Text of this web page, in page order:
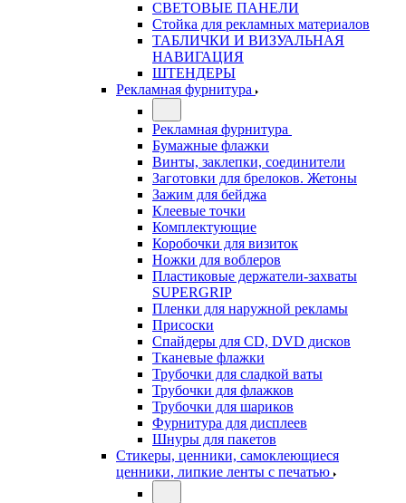
СВЕТОВЫЕ ПАНЕЛИ
Стойка для рекламных материалов
ТАБЛИЧКИ И ВИЗУАЛЬНАЯ
НАВИГАЦИЯ
ШТЕНДЕРЫ
Рекламная фурнитура
Рекламная фурнитура
Бумажные флажки
Винты, заклепки, соединители
Заготовки для брелоков. Жетоны
Зажим для бейджа
Клеевые точки
Комплектующие
Коробочки для визиток
Ножки для воблеров
Пластиковые держатели-захваты
SUPERGRIP
Пленки для наружной рекламы
Присоски
Спайдеры для CD, DVD дисков
Тканевые флажки
Трубочки для сладкой ваты
Трубочки для флажков
Трубочки для шариков
Фурнитура для дисплеев
Шнуры для пакетов
Стикеры, ценники, самоклеющиеся
ценники, липкие ленты с печатью